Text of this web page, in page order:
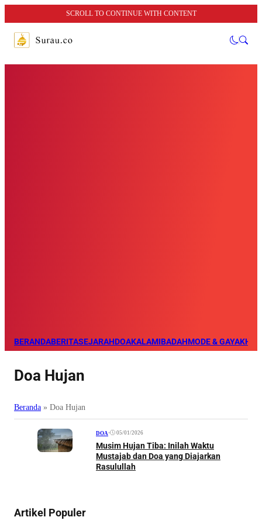
SCROLL TO CONTINUE WITH CONTENT
BERANDABERITASEJARAHDOAKALAMIBADAHMODE & GAYA
Doa Hujan
Beranda » Doa Hujan
DOA • 05/01/2026
Musim Hujan Tiba: Inilah Waktu
Mustajab dan Doa yang Diajarkan
Rasulullah
Artikel Populer